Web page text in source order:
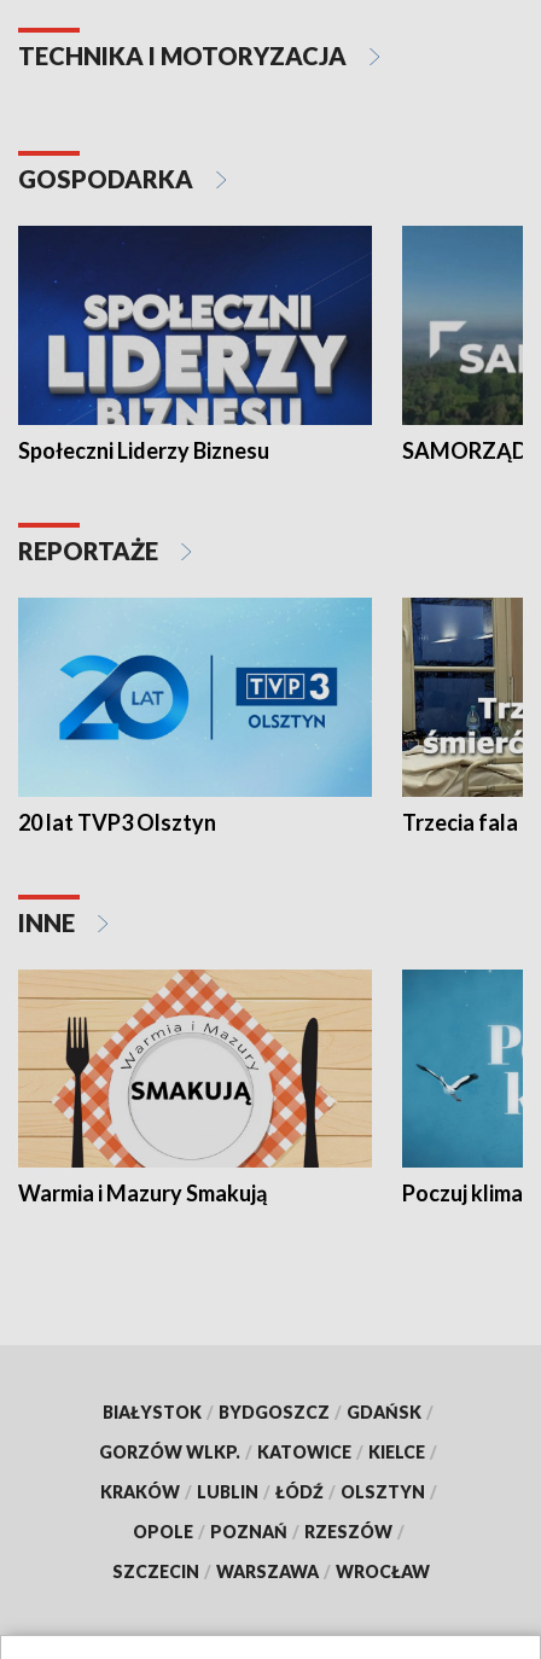
TECHNIKA I MOTORYZACJA
GOSPODARKA
Społeczni Liderzy Biznesu SAMORZĄD
REPORTAŻE
20 lat TVP3 Olsztyn Trzecia fala -
INNE
Warmia i Mazury Smakują Poczuj klimat
BIAŁYSTOK / BYDGOSZCZ / GDAŃSK /
GORZÓW WLKP. / KATOWICE / KIELCE /
KRAKÓW / LUBLIN / ŁÓDŹ / OLSZTYN /
OPOLE / POZNAŃ / RZESZÓW /
SZCZECIN / WARSZAWA / WROCŁAW